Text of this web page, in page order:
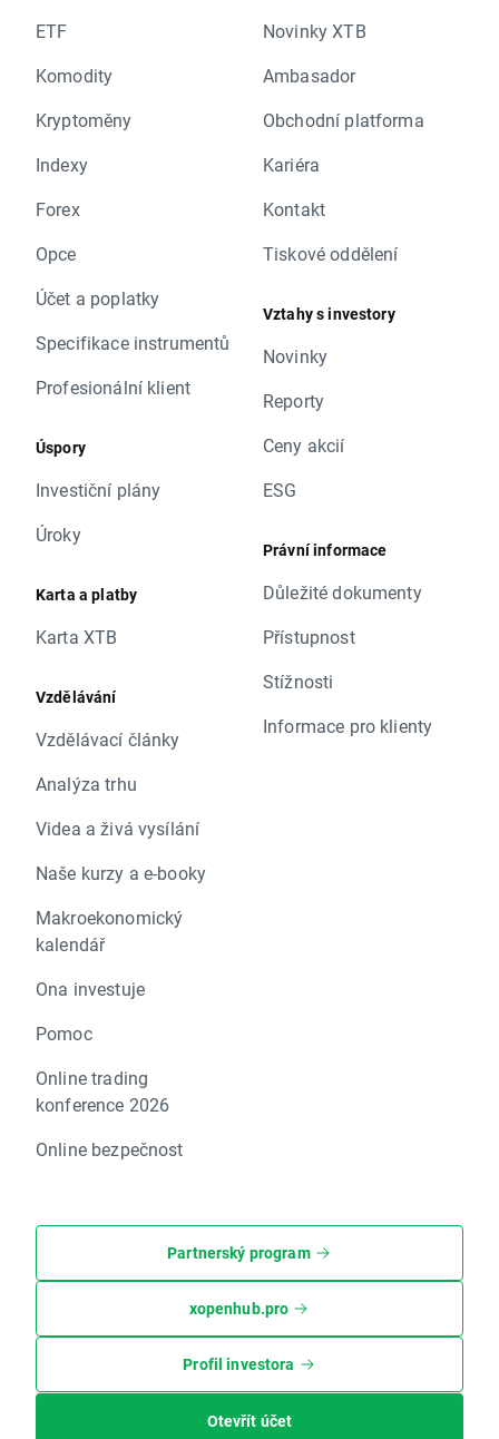
ETF
Komodity
Kryptoměny
Indexy
Forex
Opce
Účet a poplatky
Specifikace instrumentů
Profesionální klient
Úspory
Investiční plány
Úroky
Karta a platby
Karta XTB
Vzdělávání
Vzdělávací články
Analýza trhu
Videa a živá vysílání
Naše kurzy a e-booky
Makroekonomický
kalendář
Ona investuje
Pomoc
Online trading
konference 2026
Online bezpečnost
Novinky XTB
Ambasador
Obchodní platforma
Kariéra
Kontakt
Tiskové oddělení
Vztahy s investory
Novinky
Reporty
Ceny akcií
ESG
Právní informace
Důležité dokumenty
Přístupnost
Stížnosti
Informace pro klienty
Partnerský program
xopenhub.pro
Profil investora
Otevřít účet